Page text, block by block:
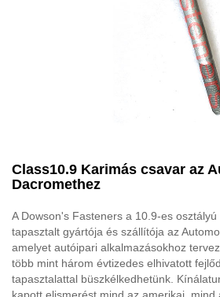
Class10.9 Karimás csavar az
Dacromethez
A Dowson's Fasteners a 10.9-es
tapasztalt gyártója és szállítója az
amelyet autóipari alkalmazásokhoz
több mint három évtizedes elhivatott
tapasztalattal büszkélkedhetünk.